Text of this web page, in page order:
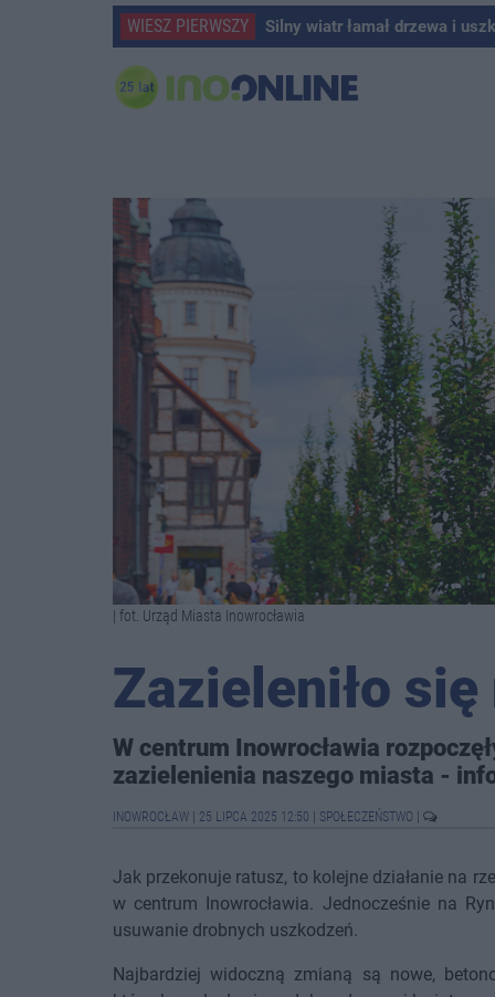
WIESZ PIERWSZY Silny wiatr łamał drzewa i
| fot. Urząd Miasta Inowrocławia
Zazieleniło
W centrum Inowrocławia
zazielenienia naszego miasta -
INOWROCŁAW 25 LIPCA 2025 12:50 SPOŁECZEŃSTWO
Jak przekonuje ratusz, to kolejne działanie na
w centrum Inowrocławia. Jednocześnie na
usuwanie drobnych uszkodzeń.
Najbardziej widoczną zmianą są nowe,